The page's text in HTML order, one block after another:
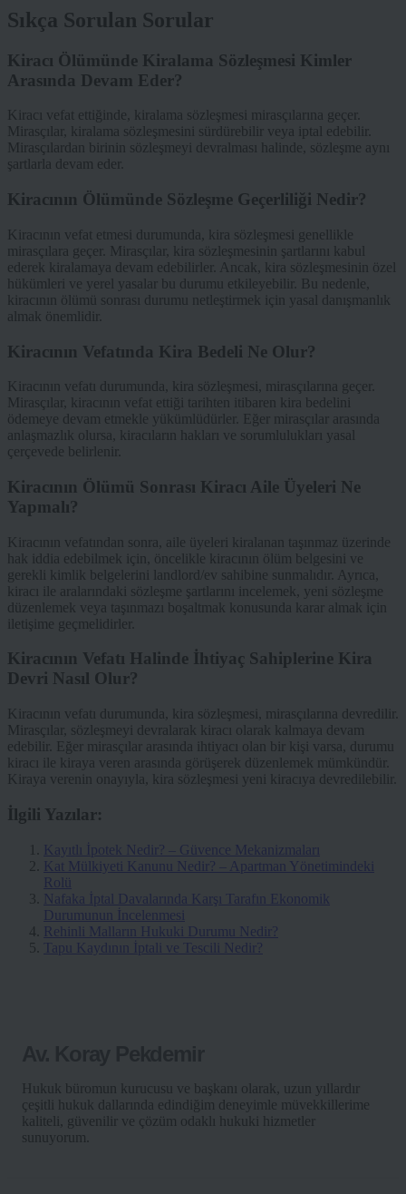
Sıkça Sorulan Sorular
Kiracı Ölümünde Kiralama Sözleşmesi Kimler
Arasında Devam Eder?
Kiracı vefat ettiğinde, kiralama sözleşmesi mirasçılarına geçer.
Mirasçılar, kiralama sözleşmesini sürdürebilir veya iptal edebilir.
Mirasçılardan birinin sözleşmeyi devralması halinde, sözleşme aynı
şartlarla devam eder.
Kiracının Ölümünde Sözleşme Geçerliliği Nedir?
Kiracının vefat etmesi durumunda, kira sözleşmesi genellikle
mirasçılara geçer. Mirasçılar, kira sözleşmesinin şartlarını kabul
ederek kiralamaya devam edebilirler. Ancak, kira sözleşmesinin özel
hükümleri ve yerel yasalar bu durumu etkileyebilir. Bu nedenle,
kiracının ölümü sonrası durumu netleştirmek için yasal danışmanlık
almak önemlidir.
Kiracının Vefatında Kira Bedeli Ne Olur?
Kiracının vefatı durumunda, kira sözleşmesi, mirasçılarına geçer.
Mirasçılar, kiracının vefat ettiği tarihten itibaren kira bedelini
ödemeye devam etmekle yükümlüdürler. Eğer mirasçılar arasında
anlaşmazlık olursa, kiracıların hakları ve sorumlulukları yasal
çerçevede belirlenir.
Kiracının Ölümü Sonrası Kiracı Aile Üyeleri Ne
Yapmalı?
Kiracının vefatından sonra, aile üyeleri kiralanan taşınmaz üzerinde
hak iddia edebilmek için, öncelikle kiracının ölüm belgesini ve
gerekli kimlik belgelerini landlord/ev sahibine sunmalıdır. Ayrıca,
kiracı ile aralarındaki sözleşme şartlarını incelemek, yeni sözleşme
düzenlemek veya taşınmazı boşaltmak konusunda karar almak için
iletişime geçmelidirler.
Kiracının Vefatı Halinde İhtiyaç Sahiplerine Kira
Devri Nasıl Olur?
Kiracının vefatı durumunda, kira sözleşmesi, mirasçılarına devredilir.
Mirasçılar, sözleşmeyi devralarak kiracı olarak kalmaya devam
edebilir. Eğer mirasçılar arasında ihtiyacı olan bir kişi varsa, durumu
kiracı ile kiraya veren arasında görüşerek düzenlemek mümkündür.
Kiraya verenin onayıyla, kira sözleşmesi yeni kiracıya devredilebilir.
İlgili Yazılar:
Kayıtlı İpotek Nedir? – Güvence Mekanizmaları
Kat Mülkiyeti Kanunu Nedir? – Apartman Yönetimindeki
Rolü
Nafaka İptal Davalarında Karşı Tarafın Ekonomik
Durumunun İncelenmesi
Rehinli Malların Hukuki Durumu Nedir?
Tapu Kaydının İptali ve Tescili Nedir?
Hukuk büromun kurucusu ve başkanı olarak, uzun yıllardır
çeşitli hukuk dallarında edindiğim deneyimle müvekkillerime
kaliteli, güvenilir ve çözüm odaklı hukuki hizmetler
sunuyorum.